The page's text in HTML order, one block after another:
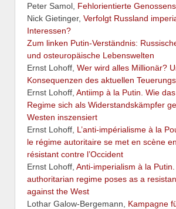
Peter Samol, Fehlorientierte
Nick Gietinger, Verfolgt Russland
Interessen?
Zum linken Putin-Verständnis:
und osteuropäische Lebenswelten
Ernst Lohoff, Wer wird alles Millionär?
Konsequenzen des aktuellen
Ernst Lohoff, Antiimp à la Putin. Wie
Regime sich als Widerstandskämpfer
Westen inszensiert
Ernst Lohoff, L’anti-impérialisme à la
le régime autoritaire se met en scène
résistant contre l’Occident
Ernst Lohoff, Anti-imperialism à la Putin.
authoritarian regime poses as a
against the West
Lothar Galow-Bergemann, Kampagne